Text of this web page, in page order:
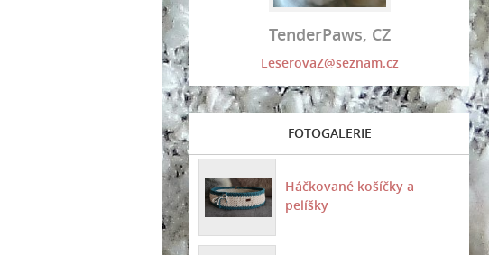
TenderPaws, CZ
LeserovaZ@seznam.cz
FOTOGALERIE
Háčkované košíčky a
pelíšky